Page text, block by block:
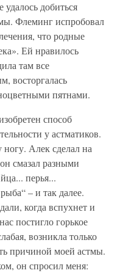
добиться
Флеминг испробовал
что родные
Ей нравилось
там все
восторгалась
пятнами.
способ
у астматиков.
ногу. Алек сделал на
смазал разными
перья...
– и так далее.
когда вспухнет и
постигло горькое
возникла только
причиной моей астмы.
он спросил меня: